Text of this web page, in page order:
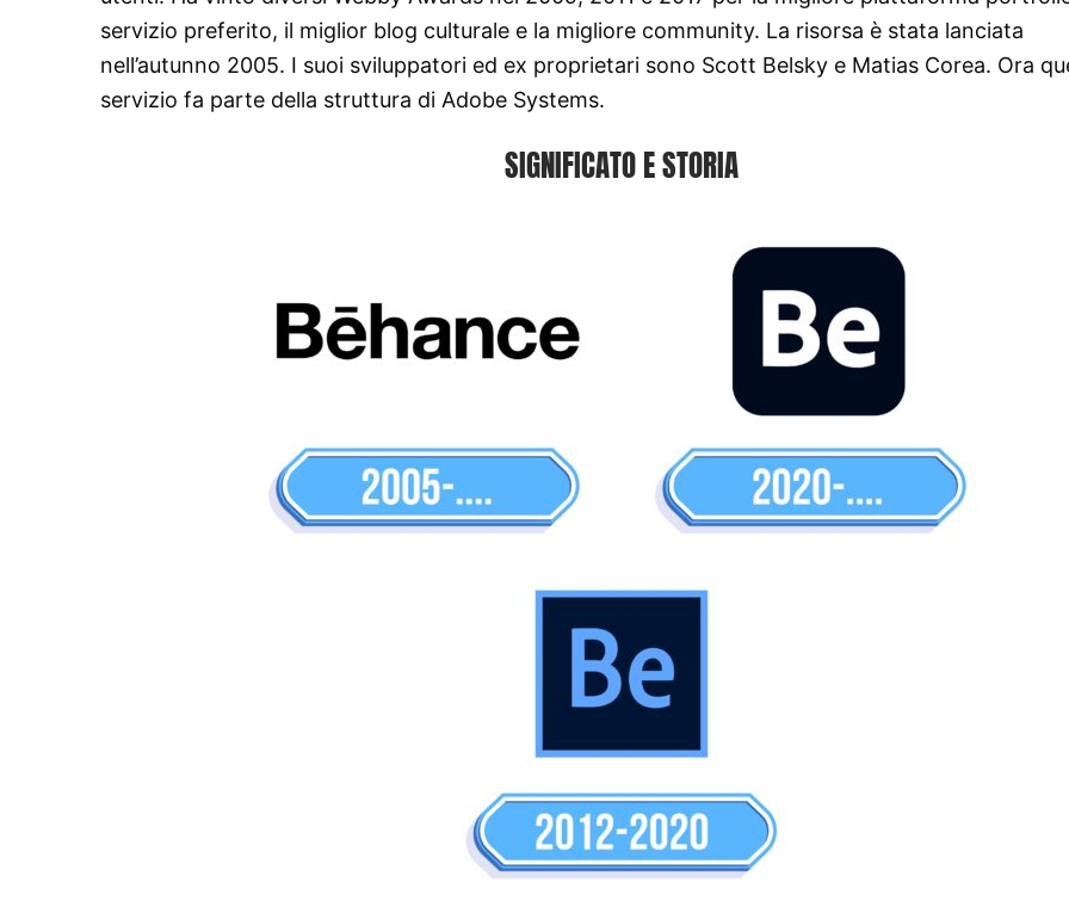
servizio preferito, il miglior blog culturale e la migliore community. La risorsa è stata lanciata
nell’autunno 2005. I suoi sviluppatori ed ex proprietari sono Scott Belsky e Matias Corea. Ora
servizio fa parte della struttura di Adobe Systems.
SIGNIFICATO E STORIA